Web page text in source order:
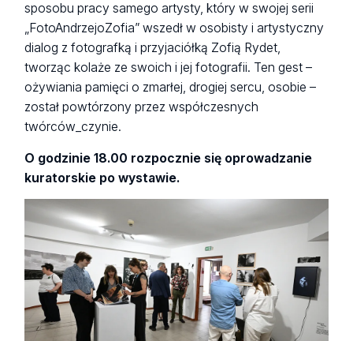
sposobu pracy samego artysty, który w swojej serii
„FotoAndrzejoZofia” wszedł w osobisty i artystyczny
dialog z fotografką i przyjaciółką Zofią Rydet,
tworząc kolaże ze swoich i jej fotografii. Ten gest –
ożywiania pamięci o zmarłej, drogiej sercu, osobie –
został powtórzony przez współczesnych
twórców_czynie.
O godzinie 18.00 rozpocznie się oprowadzanie
kuratorskie po wystawie.